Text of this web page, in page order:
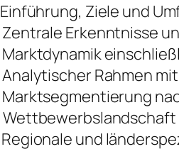
Einführung, Ziele und
Zentrale Erkenntnisse
Marktdynamik
Analytischer Rahmen
Marktsegmentierung
Wettbewerbslandschaft
Regionale und